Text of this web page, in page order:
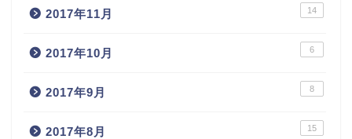
2017年11月 14
2017年10月 6
2017年9月 8
2017年8月 15